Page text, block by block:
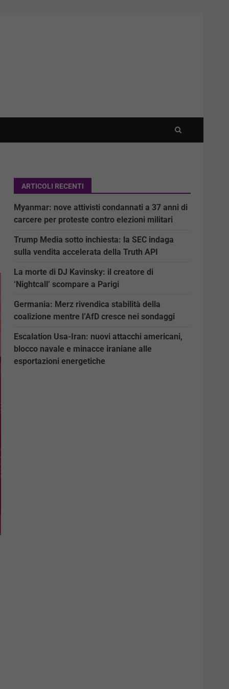
ARTICOLI RECENTI
Myanmar: nove attivisti condannati a 37 anni di
carcere per proteste contro elezioni militari
Trump Media sotto inchiesta: la SEC indaga
sulla vendita accelerata della Truth API
La morte di DJ Kavinsky: il creatore di
‘Nightcall’ scompare a Parigi
Germania: Merz rivendica stabilità della
coalizione mentre l’AfD cresce nei sondaggi
Escalation Usa-Iran: nuovi attacchi americani,
blocco navale e minacce iraniane alle
esportazioni energetiche